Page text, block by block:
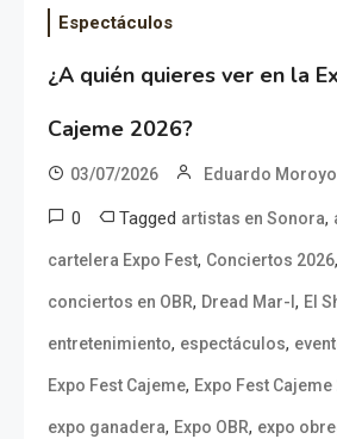
Espectáculos
¿A quién quieres ver en la
Cajeme 2026?
03/07/2026 Eduardo
0 Tagged artistas en Sonora,
cartelera Expo Fest, Conciertos 2026,
conciertos en OBR, Dread Mar-I, El
entretenimiento, espectáculos,
Expo Fest Cajeme, Expo Fest Cajeme
expo ganadera, Expo OBR, expo